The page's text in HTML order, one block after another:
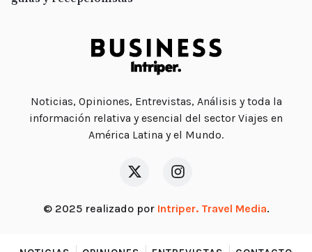
Noticias, Opiniones, Entrevistas, Análisis y toda la
información relativa y esencial del sector Viajes en
América Latina y el Mundo.
© 2025 realizado por Intriper. Travel Media.